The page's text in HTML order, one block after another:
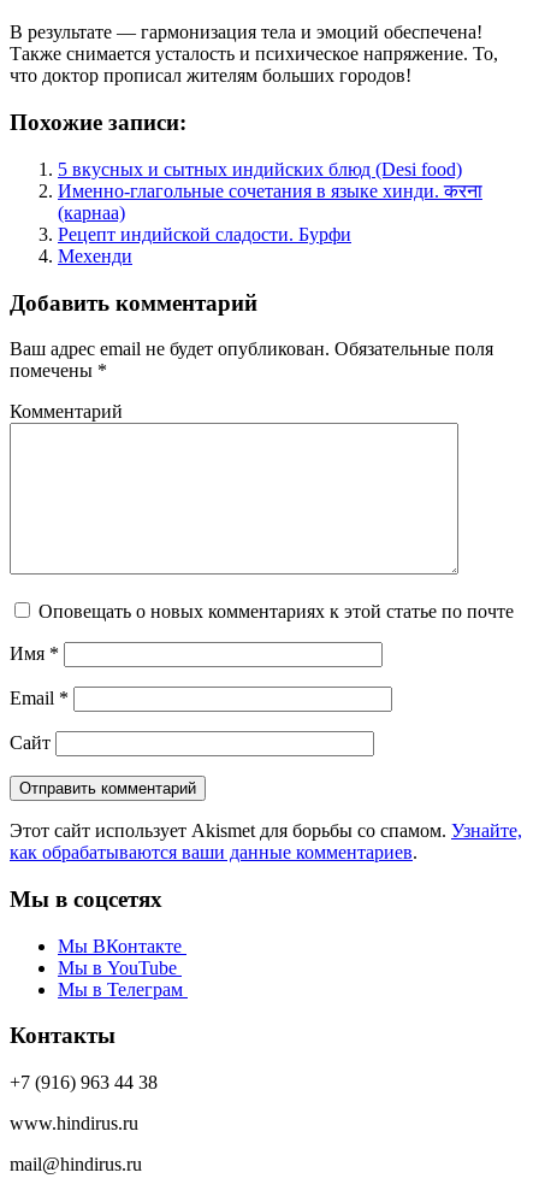
В результате — гармонизация тела и эмоций обеспечена!
Также снимается усталость и психическое напряжение. То,
что доктор прописал жителям больших городов!
Похожие записи:
5 вкусных и сытных индийских блюд (Desi food)
Именно-глагольные сочетания в языке хинди. करना
(карнаа)
Рецепт индийской сладости. Бурфи
Мехенди
Добавить комментарий
Ваш адрес email не будет опубликован. Обязательные поля
помечены *
Комментарий
Оповещать о новых комментариях к этой статье по почте
Имя *
Email *
Сайт
Этот сайт использует Akismet для борьбы со спамом. Узнайте,
как обрабатываются ваши данные комментариев.
Мы в соцсетях
Мы ВКонтакте
Мы в YouTube
Мы в Телеграм
Контакты
+7 (916) 963 44 38
www.hindirus.ru
mail@hindirus.ru